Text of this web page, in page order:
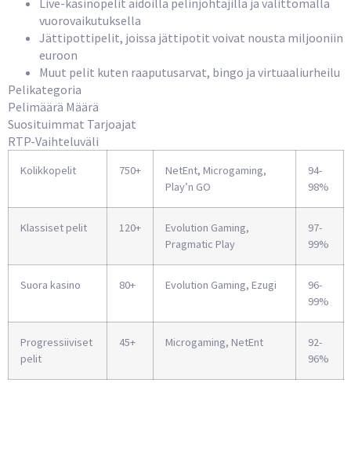
Live-kasinopelit aidoilla pelinjohtajilla ja välittömällä
vuorovaikutuksella
Jättipottipelit, joissa jättipotit voivat nousta miljooniin
euroon
Muut pelit kuten raaputusarvat, bingo ja virtuaaliurheilu
Pelikategoria
Pelimäärä Määrä
Suosituimmat Tarjoajat
RTP-Vaihteluväli
Kolikkopelit 750+
NetEnt, Microgaming,
Play’n GO
94-
98%
Klassiset pelit 120+
Evolution Gaming,
Pragmatic Play
97-
99%
Suora kasino 80+ Evolution Gaming, Ezugi
96-
99%
Progressiiviset
pelit
45+ Microgaming, NetEnt
92-
96%